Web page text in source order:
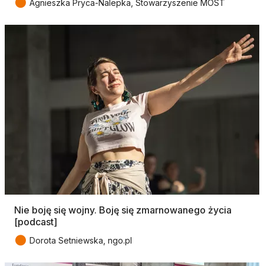
Agnieszka Pryca-Nalepka, Stowarzyszenie MOST
Nie boję się wojny. Boję się zmarnowanego życia
[podcast]
● Dorota Setniewska, ngo.pl